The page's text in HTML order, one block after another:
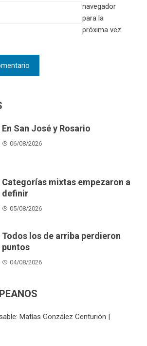
navegador
para la
próxima vez
En San José y Rosario
06/08/2026
Categorías mixtas empezaron a
definir
05/08/2026
Todos los de arriba perdieron
puntos
04/08/2026
Matías González Centurión |